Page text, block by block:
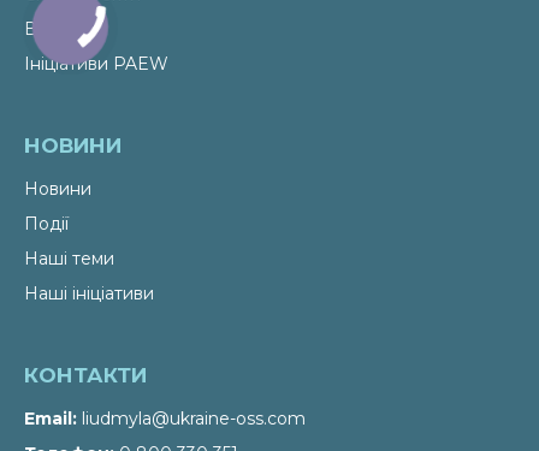
Видання
Ініціативи PAEW
НОВИНИ
Новини
Події
Наші теми
Наші ініціативи
КОНТАКТИ
Email liudmyla@ukraine-oss.com